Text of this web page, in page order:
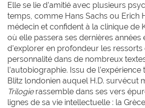
Elle se lie d’amitié avec plusieurs
temps, comme Hans Sachs ou Erich
médecin et confident à la clinique de
où elle passera ses dernières
d’explorer en profondeur les
personnalité dans de nombreux
l’autobiographie. Issu de
Blitz londonien auquel H.D. survécut
Trilogierassemble dans ses vers
lignes de sa vie intellectuelle : la